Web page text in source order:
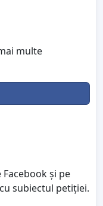
multe
și pe
subiectul petiției.